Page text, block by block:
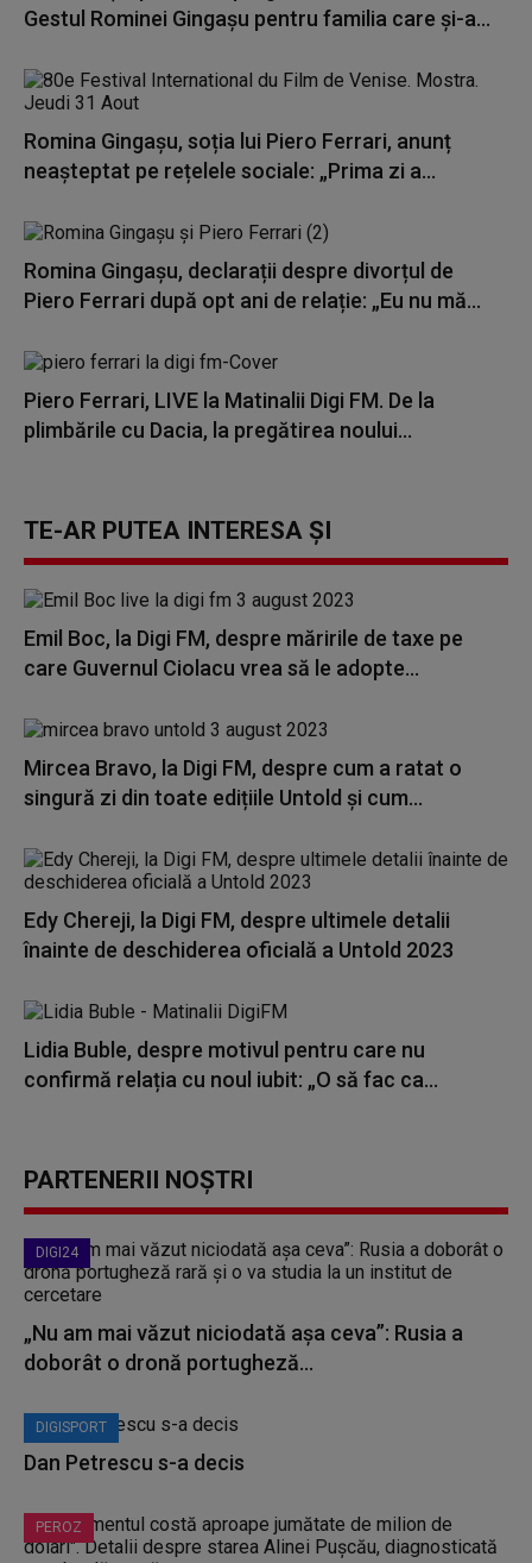
Gestul Rominei Gingașu pentru familia care și-a...
Romina Gingașu, soția lui Piero Ferrari, anunț
neașteptat pe rețelele sociale: „Prima zi a...
Romina Gingașu, declarații despre divorțul de
Piero Ferrari după opt ani de relație: „Eu nu mă...
Piero Ferrari, LIVE la Matinalii Digi FM. De la
plimbările cu Dacia, la pregătirea noului...
TE-AR PUTEA INTERESA ȘI
Emil Boc, la Digi FM, despre măririle de taxe pe
care Guvernul Ciolacu vrea să le adopte...
Mircea Bravo, la Digi FM, despre cum a ratat o
singură zi din toate edițiile Untold și cum...
Edy Chereji, la Digi FM, despre ultimele detalii
înainte de deschiderea oficială a Untold 2023
Lidia Buble, despre motivul pentru care nu
confirmă relația cu noul iubit: „O să fac ca...
PARTENERII NOȘTRI
DIGI24
„Nu am mai văzut niciodată așa ceva”: Rusia a
doborât o dronă portugheză...
DIGISPORT
Dan Petrescu s-a decis
PEROZ